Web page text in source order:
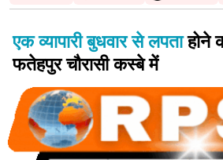
एक व्यापारी बुधवार से लपताहोने
फतेहपुर चौरासी कस्बे में